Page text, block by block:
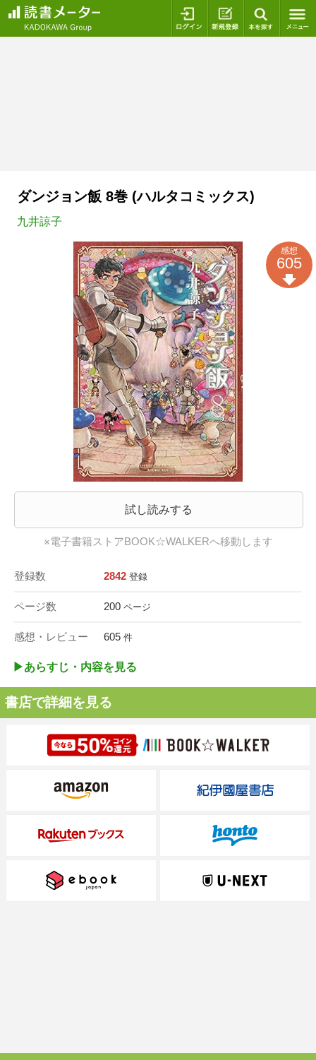
ログイン 新規登録
ダンジョン飯 8巻 (ハルタコミックス)
九井諒子
試し読みする
※電子書籍ストアBOOK☆WALKERへ移動します
登録数 2842 登録
ページ数 200 ページ
感想・レビュー 605 件
感想
605
▶︎あらすじ・内容を見る
書店で詳細を見る